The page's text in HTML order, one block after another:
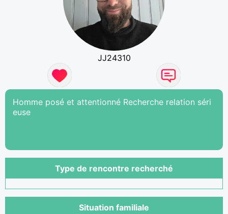
JJ24310
Homme posé et attentionné Recherche relation séri
euse
Type de rencontre recherché
Situation familiale